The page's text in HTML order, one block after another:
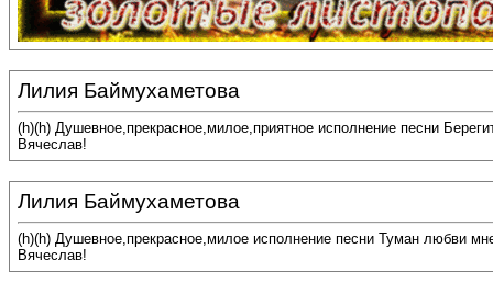
Лилия Баймухаметова
(h)(h) Душевное,прекрасное,милое,приятное исполнение песни
Вячеслав!
Лилия Баймухаметова
(h)(h) Душевное,прекрасное,милое исполнение песни Туман любви
Вячеслав!